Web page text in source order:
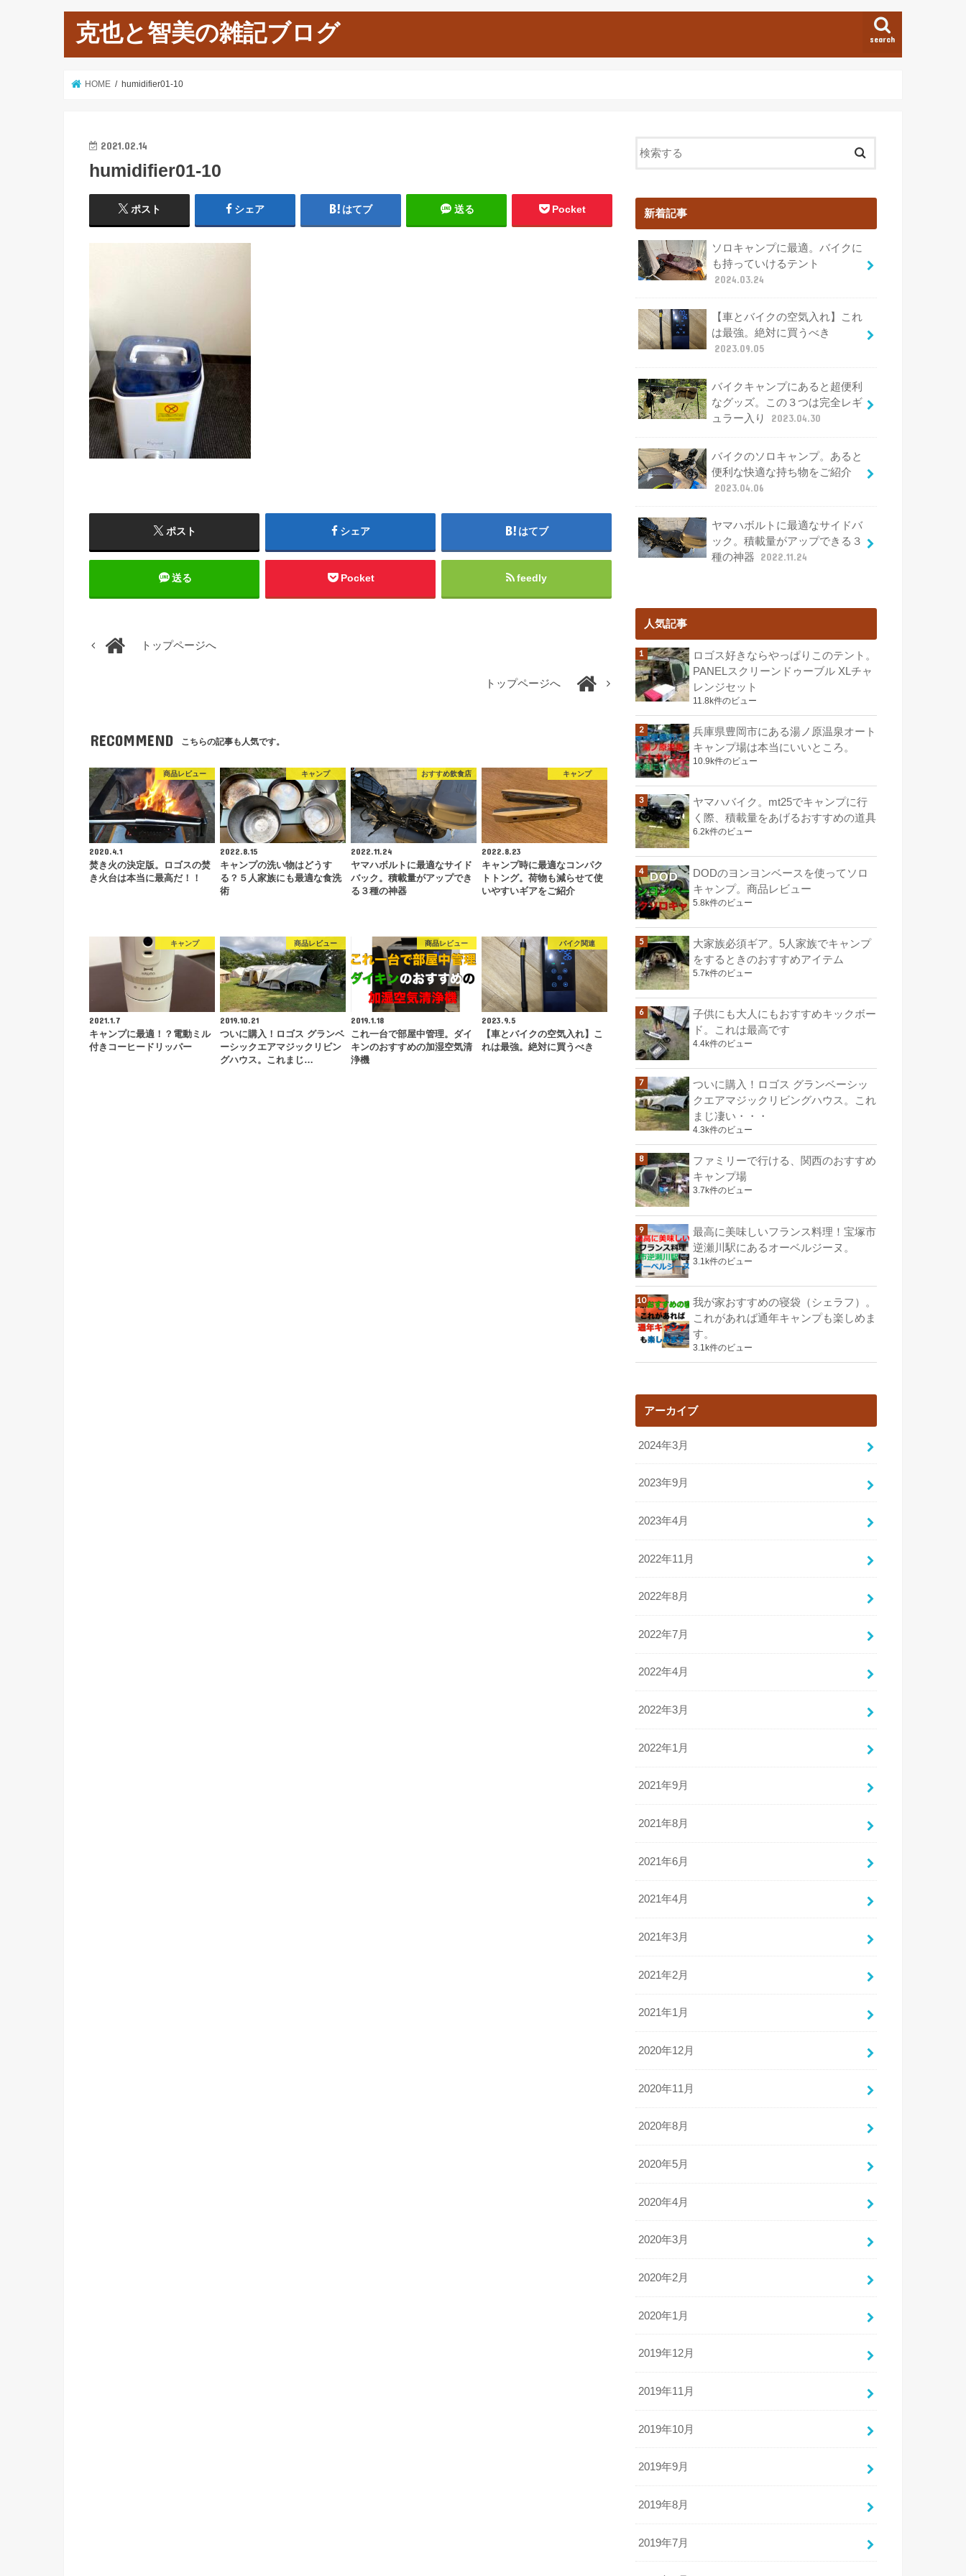
克也と智美の雑記ブログ search
HOME humidifier01-10
2021.02.14
humidifier01-10
ポスト シェア はてブ 送る Pocket
ポスト シェア はてブ
送る Pocket feedly
トップページへ
トップページへ
RECOMMEND こちらの記事も人気です。
商品レビュー
2020.4.1
焚き火の決定版。ロゴスの焚
き火台は本当に最高だ！！
キャンプ
2022.8.15
キャンプの洗い物はどうす
る？５人家族にも最適な食洗
術
おすすめ飲食店
2022.11.24
ヤマハボルトに最適なサイド
バック。積載量がアップでき
る３種の神器
キャンプ
2022.8.23
キャンプ時に最適なコンパク
トトング。荷物も減らせて使
いやすいギアをご紹介
キャンプ
2021.1.7
キャンプに最適！？電動ミル
付きコーヒードリッパー
商品レビュー
2019.10.21
ついに購入！ロゴス グランベ
ーシックエアマジックリビン
グハウス。これまじ…
商品レビュー
2019.1.18
これ一台で部屋中管理。ダイ
キンのおすすめの加湿空気清
浄機
バイク関連
2023.9.5
【車とバイクの空気入れ】こ
れは最強。絶対に買うべき
新着記事
ソロキャンプに最適。バイクに
も持っていけるテント
2024.03.24
【車とバイクの空気入れ】これ
は最強。絶対に買うべき
2023.09.05
バイクキャンプにあると超便利
なグッズ。この３つは完全レギ
ュラー入り
2023.04.30
バイクのソロキャンプ。あると
便利な快適な持ち物をご紹介
2023.04.06
ヤマハボルトに最適なサイドバ
ック。積載量がアップできる３
種の神器
2022.11.24
人気記事
ロゴス好きならやっぱりこのテント。
PANELスクリーンドゥーブル XLチャ
レンジセット
11.8k件のビュー
兵庫県豊岡市にある湯ノ原温泉オート
キャンプ場は本当にいいところ。
10.9k件のビュー
ヤマハバイク。mt25でキャンプに行
く際、積載量をあげるおすすめの道具
6.2k件のビュー
DODのヨンヨンベースを使ってソロ
キャンプ。商品レビュー
5.8k件のビュー
大家族必須ギア。5人家族でキャンプ
をするときのおすすめアイテム
5.7k件のビュー
子供にも大人にもおすすめキックボー
ド。これは最高です
4.4k件のビュー
ついに購入！ロゴス グランベーシッ
クエアマジックリビングハウス。これ
まじ凄い・・・
4.3k件のビュー
ファミリーで行ける、関西のおすすめ
キャンプ場
3.7k件のビュー
最高に美味しいフランス料理！宝塚市
逆瀬川駅にあるオーベルジーヌ。
3.1k件のビュー
我が家おすすめの寝袋（シェラフ）。
これがあれば通年キャンプも楽しめま
す。
3.1k件のビュー
アーカイブ
2024年3月
2023年9月
2023年4月
2022年11月
2022年8月
2022年7月
2022年4月
2022年3月
2022年1月
2021年9月
2021年8月
2021年6月
2021年4月
2021年3月
2021年2月
2021年1月
2020年12月
2020年11月
2020年8月
2020年5月
2020年4月
2020年3月
2020年2月
2020年1月
2019年12月
2019年11月
2019年10月
2019年9月
2019年8月
2019年7月